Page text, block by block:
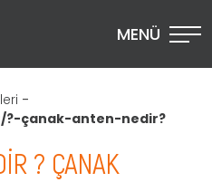
MENÜ
-
?-çanak-anten-nedir?
? ÇANAK